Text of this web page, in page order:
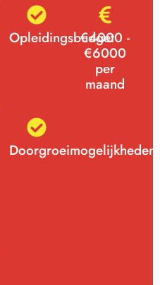
Opleidingsbudget
€4000 -
€6000
per
maand
Doorgroeimogelijkheden